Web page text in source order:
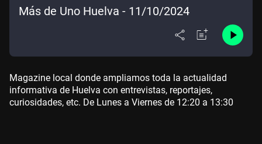
Más de Uno Huelva - 11/10/2024
Magazine local donde ampliamos toda la actualidad
informativa de Huelva con entrevistas, reportajes,
curiosidades, etc. De Lunes a Viernes de 12:20 a 13:30